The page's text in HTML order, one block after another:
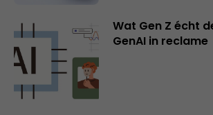
Wat Gen Z écht
GenAI in reclame